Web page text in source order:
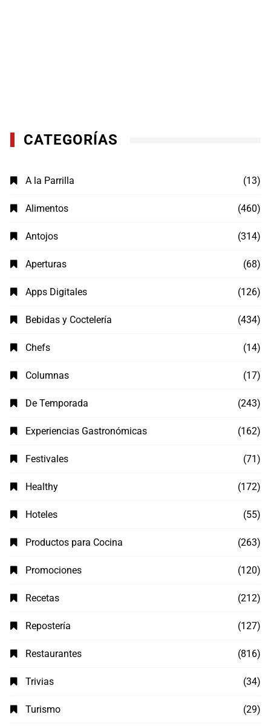
CATEGORÍAS
A la Parrilla (13)
Alimentos (460)
Antojos (314)
Aperturas (68)
Apps Digitales (126)
Bebidas y Coctelería (434)
Chefs (14)
Columnas (17)
De Temporada (243)
Experiencias Gastronómicas (162)
Festivales (71)
Healthy (172)
Hoteles (55)
Productos para Cocina (263)
Promociones (120)
Recetas (212)
Repostería (127)
Restaurantes (816)
Trivias (34)
Turismo (29)